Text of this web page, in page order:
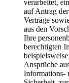
verarbeitet,
auf Antrag
Verträge
aus den
Ihre
berechtigten
Ansprüche
Informations-